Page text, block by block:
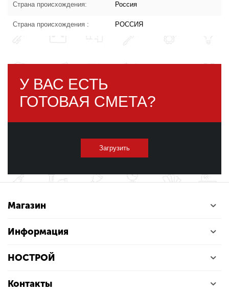
Страна происхождения: Россия
Страна происхождения : РОССИЯ
У ВАС ЕСТЬ
ГОТОВАЯ СМЕТА?
Загрузить
Магазин
Информация
НОСТРОЙ
Контакты